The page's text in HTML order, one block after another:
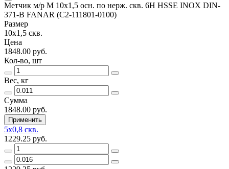
Метчик м/р М 10х1,5 осн. по нерж. скв. 6H HSSE INOX DIN-
371-B FANAR (C2-111801-0100)
Размер
10х1,5 скв.
Цена
1848.00 руб.
Кол-во, шт
Вес, кг
Сумма
1848.00 руб.
Применить
5х0,8 скв.
1229.25 руб.